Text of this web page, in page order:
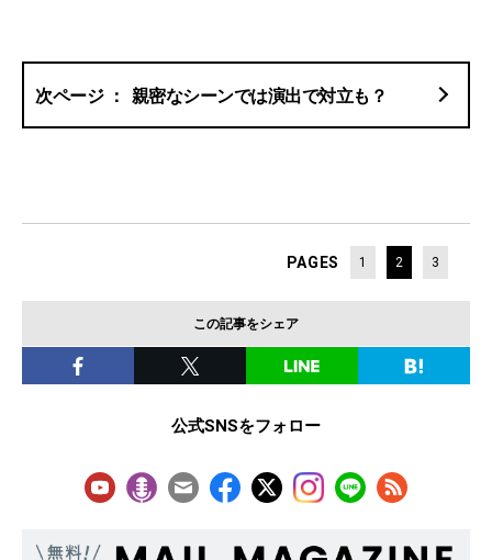
親密なシーンでは演出で対立も？
PAGES 1 2 3
この記事をシェア
公式SNSをフォロー